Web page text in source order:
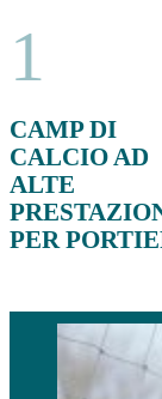
1
CAMP DI
CALCIO AD
ALTE
PER